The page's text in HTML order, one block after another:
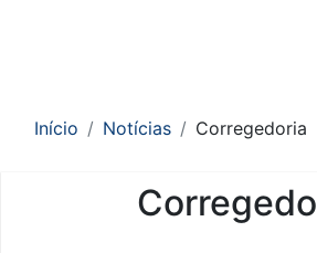
Início Notícias Corregedoria